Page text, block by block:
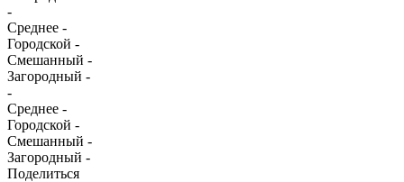
-
Среднее -
Городской -
Смешанный -
Загородный -
-
Среднее -
Городской -
Смешанный -
Загородный -
Поделиться